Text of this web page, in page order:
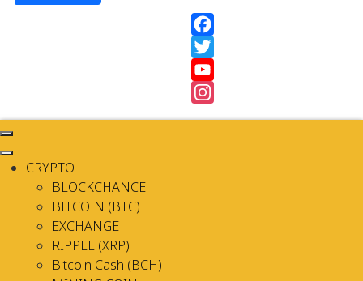
Instagram
CRYPTO
BLOCKCHANCE
BITCOIN (BTC)
EXCHANGE
RIPPLE (XRP)
Bitcoin Cash (BCH)